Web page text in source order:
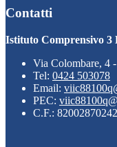
Contatti
Istituto Comprensivo 3
Via Colombare, 4
Tel: 0424 503078
Email:
PEC:
C.F.: 82002870242